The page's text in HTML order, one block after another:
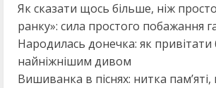
Як сказати щось більше, ніж
ранку»: сила простого побажання
Народилась донечка: як привітати
найніжнішим дивом
Вишиванка в піснях: нитка пам’яті,